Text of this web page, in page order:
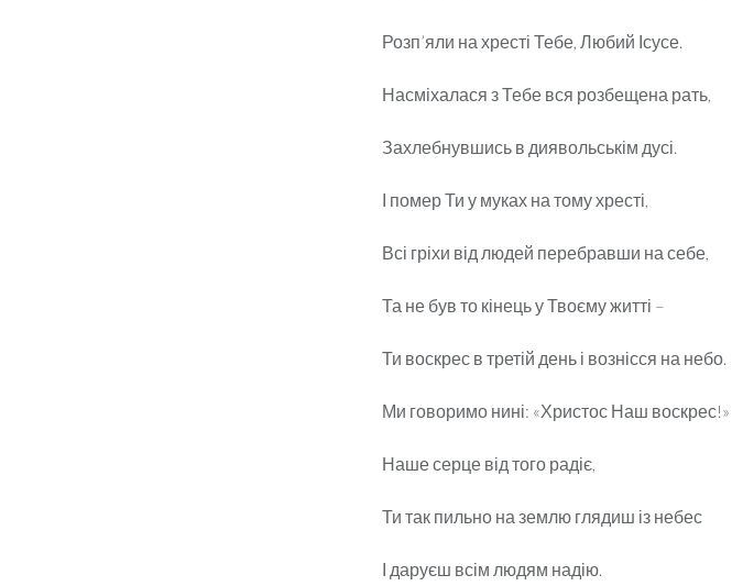
Розп’яли на хресті Тебе, Любий Ісусе.
Насміхалася з Тебе вся розбещена рать,
Захлебнувшись в диявольськім дусі.
І помер Ти у муках на тому хресті,
Всі гріхи від людей перебравши на себе,
Та не був то кінець у Твоєму житті –
Ти воскрес в третій день і вознісся на небо.
Ми говоримо нині: «Христос Наш воскрес!»
Наше серце від того радіє,
Ти так пильно на землю глядиш із небес
І даруєш всім людям надію.